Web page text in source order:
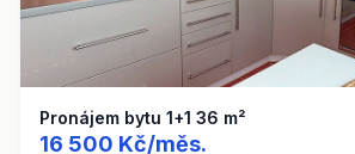
Pronájem bytu 1+1 36 m²
16 500 Kč/měs.